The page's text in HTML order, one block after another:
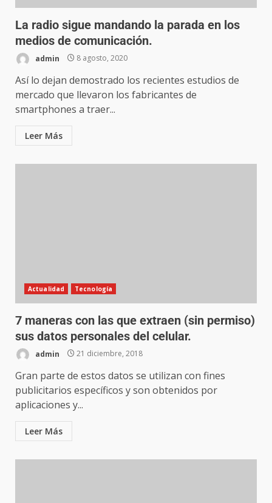
La radio sigue mandando la parada en los
medios de comunicación.
admin 8 agosto, 2020
Así lo dejan demostrado los recientes estudios de
mercado que llevaron los fabricantes de
smartphones a traer...
Leer Más
Actualidad Tecnología
7 maneras con las que extraen (sin permiso)
sus datos personales del celular.
admin 21 diciembre, 2018
Gran parte de estos datos se utilizan con fines
publicitarios específicos y son obtenidos por
aplicaciones y...
Leer Más